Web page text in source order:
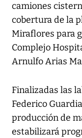
camiones
cobertura de la
Miraflores para
Complejo
Arnulfo Arias
Finalizadas las
Federico
producción de
estabilizará